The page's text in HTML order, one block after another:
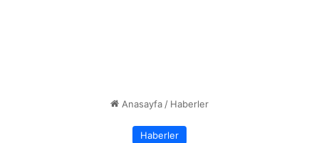
Anasayfa/ Haberler
Haberler